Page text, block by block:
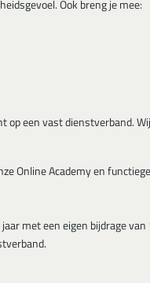
Ook breng je mee:
een vast dienstverband.
Online Academy en
met een eigen bijdrage van